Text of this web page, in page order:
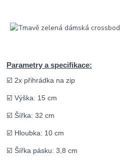
Parametry a specifikace:
☑️ 2x přihrádka na zip
☑️ Výška: 15 cm
☑️ Šířka: 32 cm
☑️ Hloubka: 10 cm
☑️ Šířka pásku: 3,8 cm